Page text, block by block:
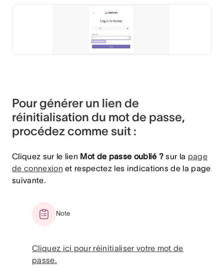
Pour générer un lien de
réinitialisation du mot de passe,
procédez comme suit :
Cliquez sur le lien Mot de passe oublié ? sur la page
de connexion et respectez les indications de la page
suivante.
Note
Cliquez ici pour réinitialiser votre mot de
passe.